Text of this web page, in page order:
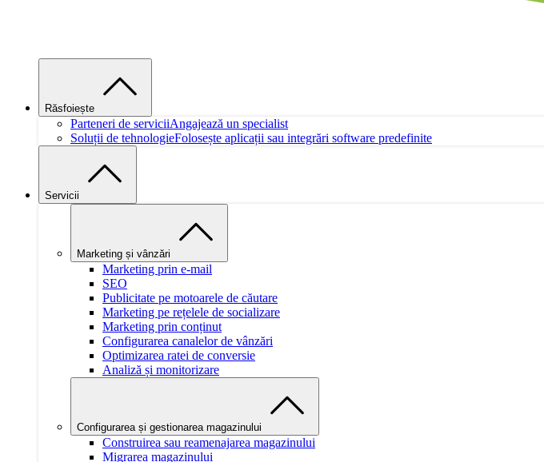
Răsfoiește
Parteneri de serviciiAngajează un specialist
Soluții de tehnologieFolosește aplicații sau integrări software predefinite
Servicii
Marketing și vânzări
Marketing prin e-mail
SEO
Publicitate pe motoarele de căutare
Marketing pe rețelele de socializare
Marketing prin conținut
Configurarea canalelor de vânzări
Optimizarea ratei de conversie
Analiză și monitorizare
Configurarea și gestionarea magazinului
Construirea sau reamenajarea magazinului
Migrarea magazinului